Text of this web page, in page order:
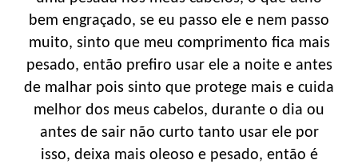
bem engraçado, se eu passo ele e nem passo
muito, sinto que meu comprimento fica mais
pesado, então prefiro usar ele a noite e antes
de malhar pois sinto que protege mais e cuida
melhor dos meus cabelos, durante o dia ou
antes de sair não curto tanto usar ele por
isso, deixa mais oleoso e pesado, então é